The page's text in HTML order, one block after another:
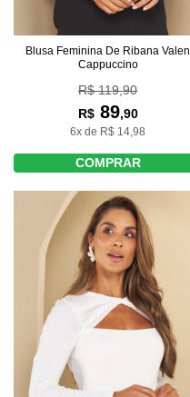
Blusa Feminina De Ribana Valen
Cappuccino
R$ 119,90
R$89,90
6x de R$ 14,98
COMPRAR